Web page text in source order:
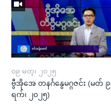
၀၉ မတ္၊ ၂၀၂၅
ဗွီအိုအေ တနင်္ဂနွေမဂ္ဂဇင်း (မတ် ၉
ရက်၊ ၂၀၂၅)